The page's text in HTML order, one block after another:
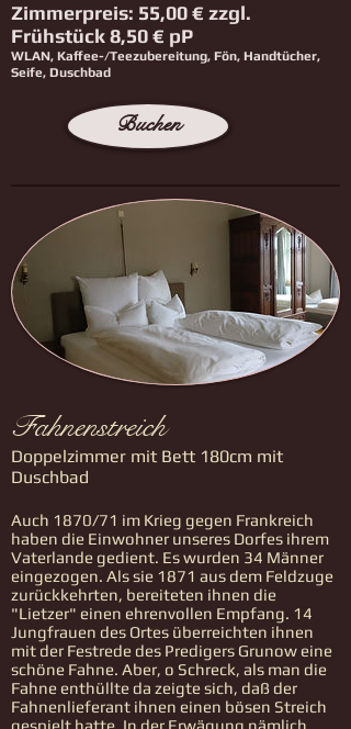
Zimmerpreis: 55,00 € zzgl.
Frühstück 8,50 € pP
WLAN, Kaffee-/Teezubereitung, Fön, Handtücher,
Seife, Duschbad
Buchen
Fahnenstreich
Doppelzimmer mit Bett 180cm mit
Duschbad
Auch 1870/71 im Krieg gegen Frankreich
haben die Einwohner unseres Dorfes ihrem
Vaterlande gedient. Es wurden 34 Männer
eingezogen. Als sie 1871 aus dem Feldzuge
zurückkehrten, bereiteten ihnen die
"Lietzer" einen ehrenvollen Empfang. 14
Jungfrauen des Ortes überreichten ihnen
mit der Festrede des Predigers Grunow eine
schöne Fahne. Aber, o Schreck, als man die
Fahne enthüllte da zeigte sich, daß der
Fahnenlieferant ihnen einen bösen Streich
gespielt hatte. In der Erwägung nämlich,